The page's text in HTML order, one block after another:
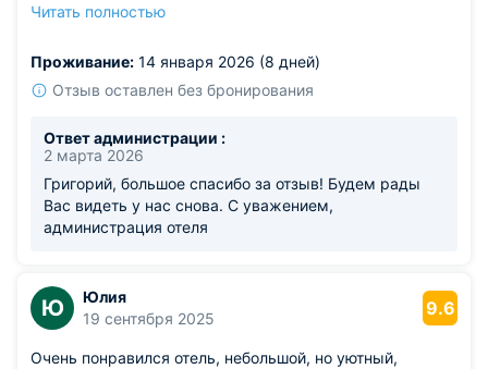
аккуратно.
неудобно. Приходится включать дополнительный
источник света.
Читать полностью
Проживание: 14 января 2026 (8 дней)
Отзыв оставлен без бронирования
Ответ администрации :
2 марта 2026
Григорий, большое спасибо за отзыв! Будем рады
Вас видеть у нас снова. С уважением,
администрация отеля
Ю
Юлия
19 сентября 2025
9.6
Очень понравился отель, небольшой, но уютный,